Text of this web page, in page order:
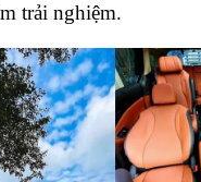
trải nghiệm.